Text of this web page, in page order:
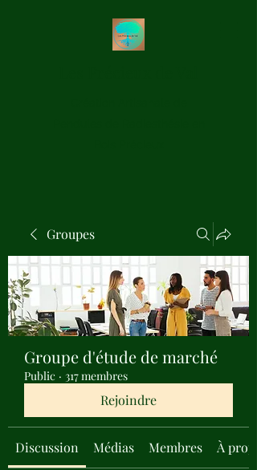
Groupes
Groupe d'étude de marché
Public · 317 membres
Rejoindre
Discussion Médias Membres À